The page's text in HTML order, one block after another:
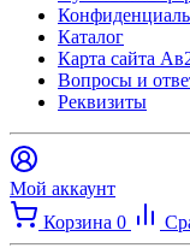
Каталог
Карта сайта
Вопросы и
Реквизиты
Мой аккаунт
Корзина 0